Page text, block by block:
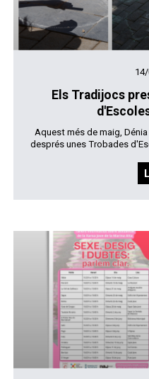
Els Tradijocs
Aquest més de maig,
després unes Trobades